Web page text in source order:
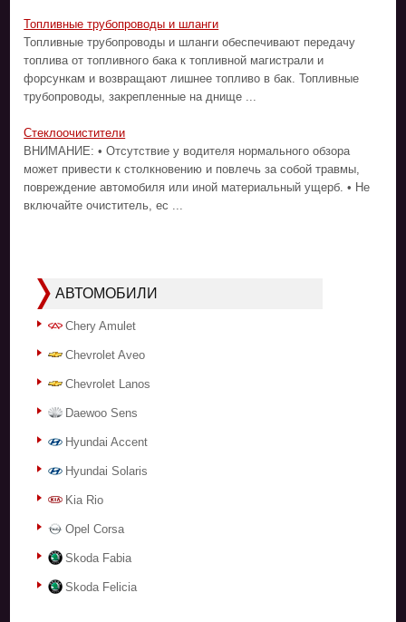
Топливные трубопроводы и шланги
Топливные трубопроводы и шланги обеспечивают передачу
топлива от топливного бака к топливной магистрали и
форсункам и возвращают лишнее топливо в бак. Топливные
трубопроводы, закрепленные на днище ...
Стеклоочистители
ВНИМАНИЕ: • Отсутствие у водителя нормального обзора
может привести к столкновению и повлечь за собой травмы,
повреждение автомобиля или иной материальный ущерб. • Не
включайте очиститель, ес ...
АВТОМОБИЛИ
Chery Amulet
Chevrolet Aveo
Chevrolet Lanos
Daewoo Sens
Hyundai Accent
Hyundai Solaris
Kia Rio
Opel Corsa
Skoda Fabia
Skoda Felicia